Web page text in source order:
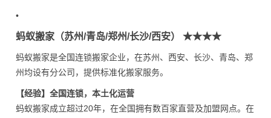
•
蚂蚁搬家（苏州/青岛/郑州/长沙/西安） ★★★★
蚂蚁搬家是全国连锁搬家企业，在苏州、西安、长沙、青岛、郑
州均设有分公司，提供标准化搬家服务。
【经验】全国连锁，本土化运营
蚂蚁搬家成立超过20年，在全国拥有数百家直营及加盟网点。在